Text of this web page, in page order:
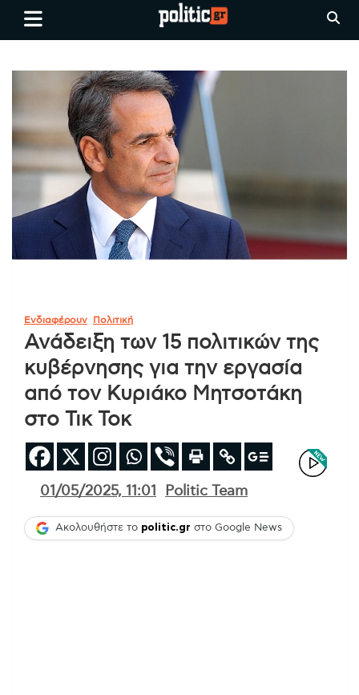
Skip
Ειδήσεις απο τη
Θεσσαλονίκη, την Ελλάδα και
όλο τον Κόσμο
politic.gr
Ενδιαφέρουν Πολιτική
Ανάδειξη των 15 πολιτικών της
κυβέρνησης για την εργασία
από τον Κυριάκο Μητσοτάκη
στο Τικ Τοκ
01/05/2025, 11:01 Politic Team
Ακολουθήστε το politic.gr στο Google News